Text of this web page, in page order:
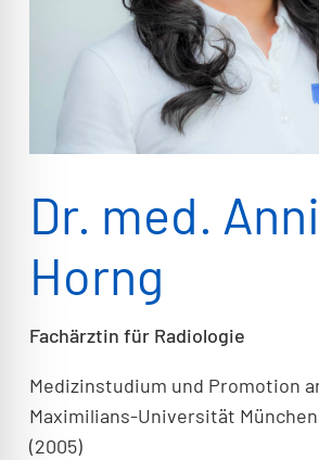
Dr. med.
Horng
Fachärztin für Radiologie
Medizinstudium und Promotion
Maximilians-Universität
(2005)